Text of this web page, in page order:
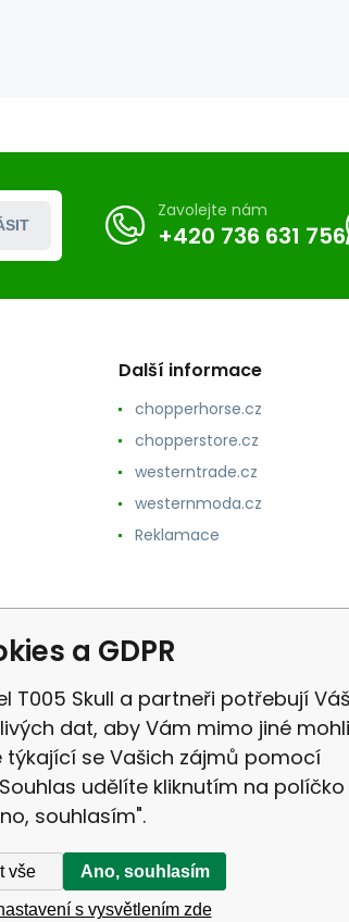
Zavolejte nám
+420 736 631 756
Další informace
chopperhorse.cz
chopperstore.cz
westerntrade.cz
westernmoda.cz
Reklamace
a GDPR
T005 Skull a partneři potřebují Váš
dat, aby Vám mimo jiné mohli
se Vašich zájmů pomocí
udělíte kliknutím na políčko
souhlasím".
vše Ano, souhlasím
s vysvětlením zde